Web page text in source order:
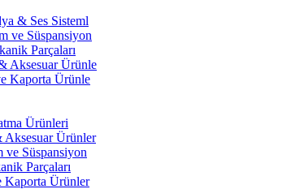
& Ses Sisteml
ve Süspansiyon
Parçaları
Aksesuar Ürünle
Kaporta Ürünle
Ürünleri
Ürünler
ve Süspansiyon
Parçaları
Kaporta Ürünler